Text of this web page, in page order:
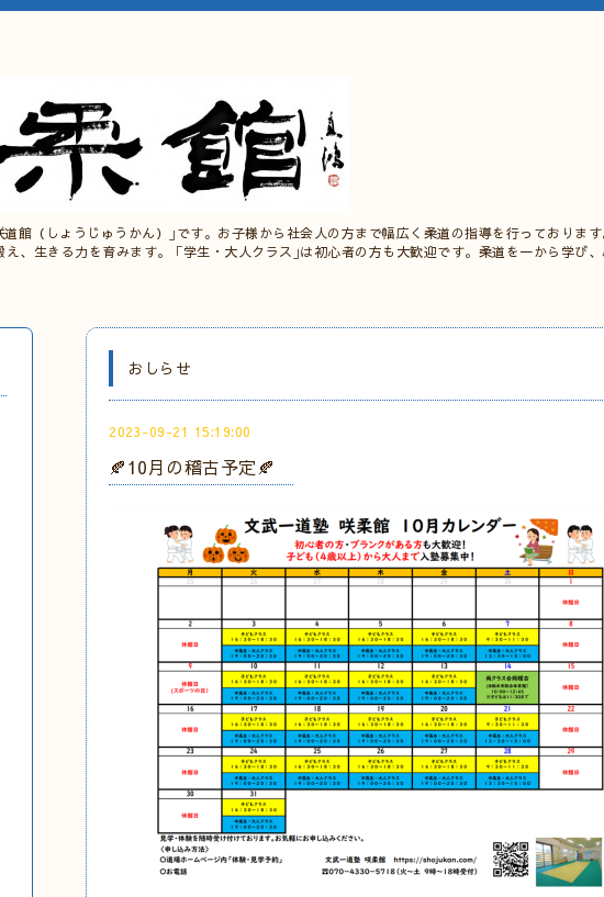
館（しょうじゅうかん）｣です。お子様から社会人の方まで幅広く柔道の指導を行っております
、生きる力を育みます。 ｢学生・大人クラス｣は初心者の方も大歓迎です。柔道を一から学び、
おしらせ
2023-09-21 15:19:00
🍂10月の稽古予定🍂